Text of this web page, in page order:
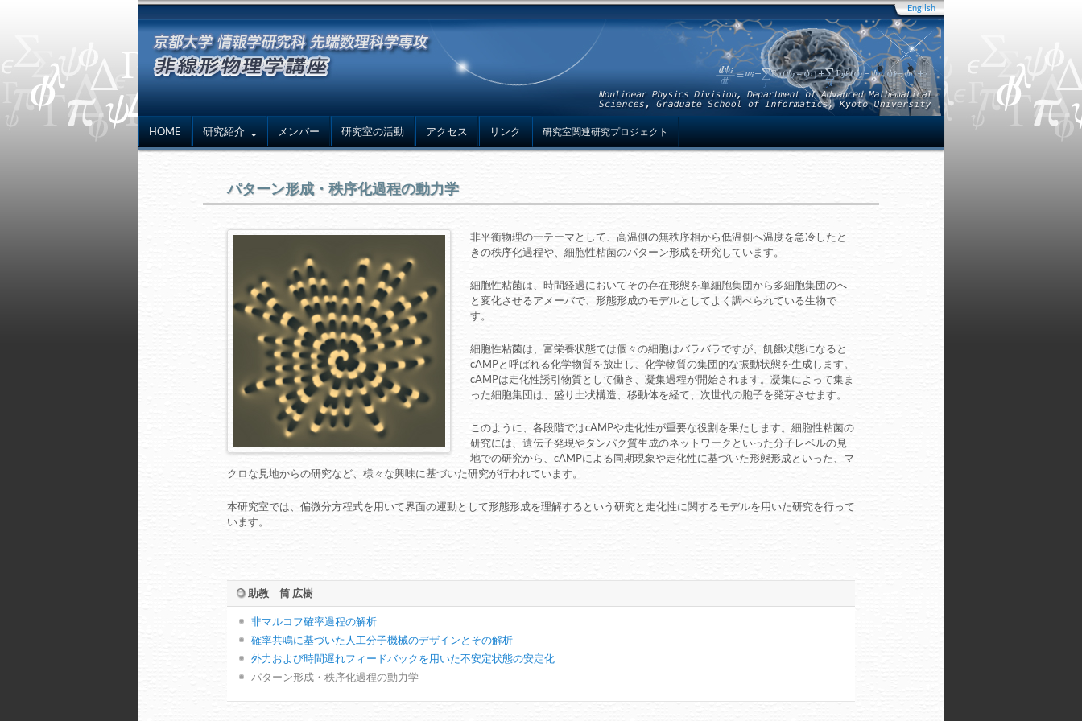
English
HOME 研究紹介 メンバー 研究室の活動 アクセス リンク 研究室関連研究プロジェクト
パターン形成・秩序化過程の動力学
非平衡物理の一テーマとして、高温側の無秩序相から低温側へ温度を急冷したと
きの秩序化過程や、細胞性粘菌のパターン形成を研究しています。
細胞性粘菌は、時間経過においてその存在形態を単細胞集団から多細胞集団のへ
と変化させるアメーバで、形態形成のモデルとしてよく調べられている生物で
す。
細胞性粘菌は、富栄養状態では個々の細胞はバラバラですが、飢餓状態になると
cAMPと呼ばれる化学物質を放出し、化学物質の集団的な振動状態を生成します。
cAMPは走化性誘引物質として働き、凝集過程が開始されます。凝集によって集ま
った細胞集団は、盛り土状構造、移動体を経て、次世代の胞子を発芽させます。
このように、各段階ではcAMPや走化性が重要な役割を果たします。細胞性粘菌の
研究には、遺伝子発現やタンパク質生成のネットワークといった分子レベルの見
地での研究から、cAMPによる同期現象や走化性に基づいた形態形成といった、マ
クロな見地からの研究など、様々な興味に基づいた研究が行われています。
本研究室では、偏微分方程式を用いて界面の運動として形態形成を理解するという研究と走化性に関するモデルを用いた研究を行って
います。
助教 筒 広樹
非マルコフ確率過程の解析
確率共鳴に基づいた人工分子機械のデザインとその解析
外力および時間遅れフィードバックを用いた不安定状態の安定化
パターン形成・秩序化過程の動力学